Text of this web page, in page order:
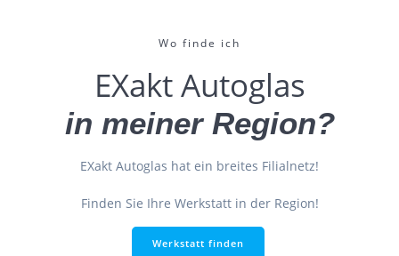
Wo finde ich
EXakt Autoglas
in meiner Region?
EXakt Autoglas hat ein breites Filialnetz!
Finden Sie Ihre Werkstatt in der Region!
Werkstatt finden